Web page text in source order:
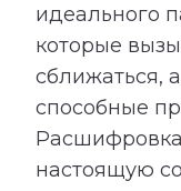
идеального
которые
сближаться,
способные
Расшифровка
настоящую